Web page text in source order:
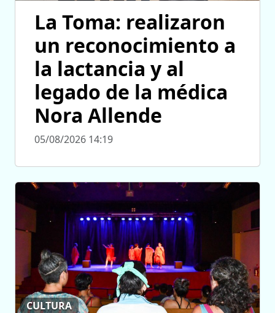
La Toma: realizaron
un reconocimiento a
la lactancia y al
legado de la médica
Nora Allende
05/08/2026 14:19
CULTURA